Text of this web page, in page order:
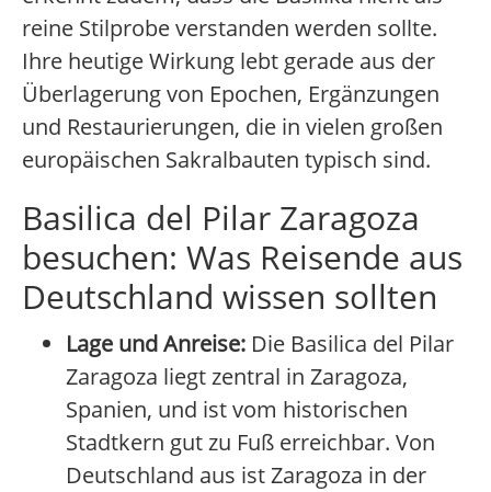
reine Stilprobe verstanden werden sollte.
Ihre heutige Wirkung lebt gerade aus der
Überlagerung von Epochen, Ergänzungen
und Restaurierungen, die in vielen großen
europäischen Sakralbauten typisch sind.
Basilica del Pilar Zaragoza
besuchen: Was Reisende aus
Deutschland wissen sollten
Lage und Anreise: Die Basilica del Pilar
Zaragoza liegt zentral in Zaragoza,
Spanien, und ist vom historischen
Stadtkern gut zu Fuß erreichbar. Von
Deutschland aus ist Zaragoza in der